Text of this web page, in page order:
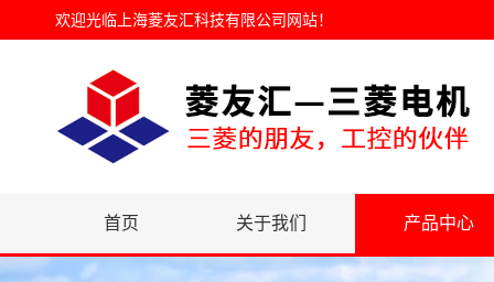
欢迎光临 上海菱友汇科技有限公司网站！
首页 关于我们 产品中心